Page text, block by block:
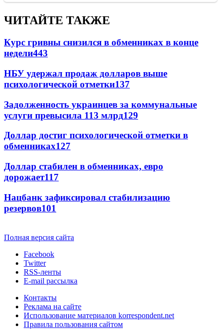
ЧИТАЙТЕ ТАКЖЕ
Курс гривны снизился в обменниках в конце
недели443
НБУ удержал продаж долларов выше
психологической отметки137
Задолженность украинцев за коммунальные
услуги превысила 113 млрд129
Доллар достиг психологической отметки в
обменниках127
Доллар стабилен в обменниках, евро
дорожает117
Нацбанк зафиксировал стабилизацию
резервов101
Полная версия сайта
Facebook
Twitter
RSS-ленты
E-mail рассылка
Контакты
Реклама на сайте
Использование материалов korrespondent.net
Правила пользования сайтом